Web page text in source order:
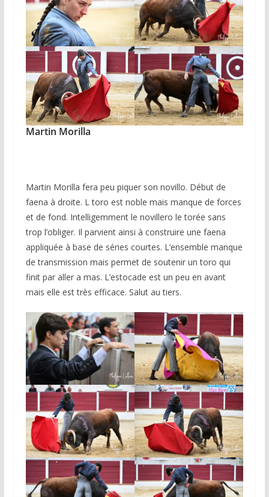
Martin Morilla
Martin Morilla fera peu piquer son novillo. Début de
faena à droite. L toro est noble mais manque de forces
et de fond. Intelligemment le novillero le torée sans
trop l’obliger. Il parvient ainsi à construire une faena
appliquée à base de séries courtes. L’ensemble manque
de transmission mais permet de soutenir un toro qui
finit par aller a mas. L’estocade est un peu en avant
mais elle est très efficace. Salut au tiers.